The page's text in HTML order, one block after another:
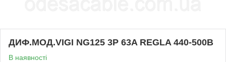
ДИФ.МОД.VIGI NG125 3P 63A REGLA 440-500В
В наявності